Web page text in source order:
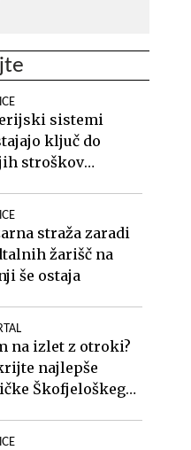
sistemi
ključ do
stroškov
straža zaradi
žarišč na
še ostaja
na izlet z otroki?
najlepše
Škofjeloškega